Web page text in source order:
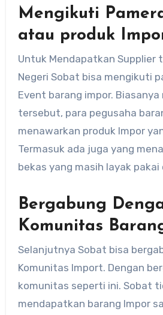
Mengikuti
atau produk
Untuk Mendapatkan Supplier
Negeri Sobat bisa mengikuti
Event barang impor. Biasanya
tersebut, para pegusaha
menawarkan produk Impor
Termasuk ada juga yang
bekas yang masih layak pakai
Bergabung
Komunitas
Selanjutnya Sobat bisa
Komunitas Import. Dengan
komunitas seperti ini. Sobat
mendapatkan barang Impor